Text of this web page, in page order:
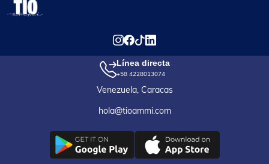
Línea directa
+58 4228013074
Venezuela, Caracas
hola@tioammi.com